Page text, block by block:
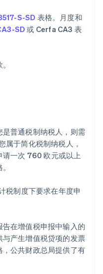
S-SD 表格。月度和
SD或 Cerfa CA3 表
普通税制纳税人，则需
属于简化税制纳税人，
一次 760 欧元或以上
税制度下要求在年度申
在增值税申报中输入的
产生增值税贷项的发票
公共财政总局提供了有